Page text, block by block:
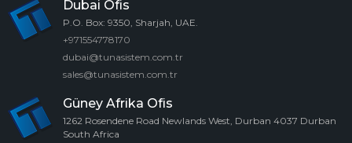
Dubai Ofis
P.O. Box: 9350, Sharjah, UAE.
+971554778170
dubai@tunasistem.com.tr
sales@tunasistem.com.tr
Güney Afrika Ofis
1262 Rosendene Road Newlands West, Durban 4037 Durban
South Africa